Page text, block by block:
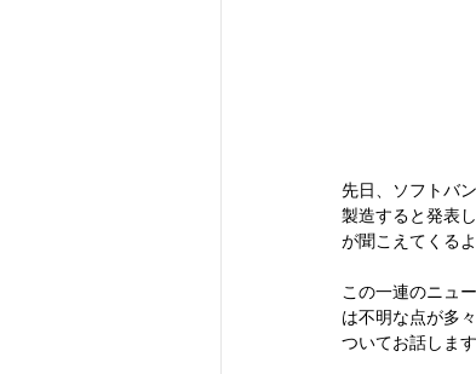
先日、ソフトバ
製造すると発表
が聞こえてくるよ
この一連のニュ
は不明な点が多
ついてお話します